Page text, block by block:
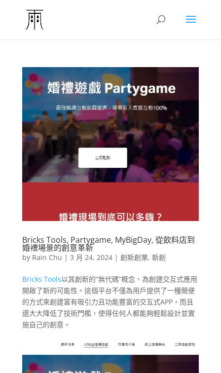
Bricks Tools, Partygame, MyBigDay, 從飲料店到
婚禮場景的創意革新
by Rain Chu | 3 月 24, 2024| 創新創業, 新創
Bricks Tools以其創新的“無代碼”概念，為創建交互式應用
開啟了新的可能性。這個平台不僅為用戶提供了一種簡便
的方式來創建富有吸引力且功能豐富的交互式APP，而且
還大大降低了技術門檻，使得任何人都能夠輕鬆設計並實
施自己的創意。